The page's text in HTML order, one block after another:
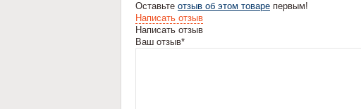
Оставьте отзыв об этом товаре первым!
Написать отзыв
Написать отзыв
Ваш отзыв*